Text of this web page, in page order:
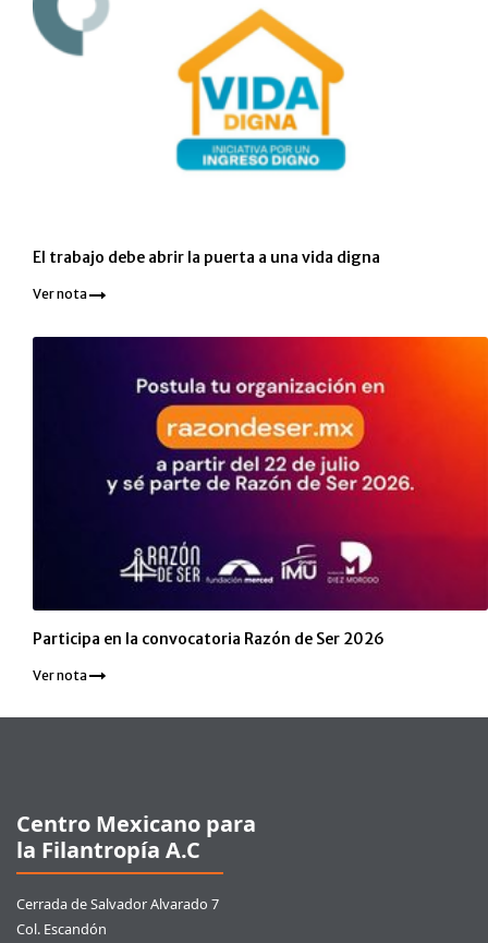
El trabajo debe abrir la puerta a una vida digna
Ver nota
Participa en la convocatoria Razón de Ser 2026
Ver nota
Centro Mexicano para
la Filantropía A.C
Cerrada de Salvador Alvarado 7
Col. Escandón